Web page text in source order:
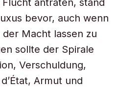
antraten, stand
bevor, auch wenn
Macht lassen zu
sollte der Spirale
Verschuldung,
Armut und